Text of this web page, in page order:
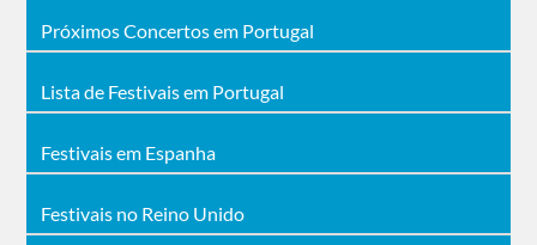
Próximos Concertos em Portugal
Lista de Festivais em Portugal
Festivais em Espanha
Festivais no Reino Unido